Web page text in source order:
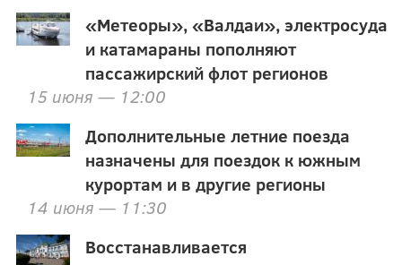
«Метеоры», «Валдаи», электросуда
и катамараны пополняют
пассажирский флот регионов
15 июня — 12:00
Дополнительные летние поезда
назначены для поездок к южным
курортам и в другие регионы
14 июня — 11:30
Восстанавливается